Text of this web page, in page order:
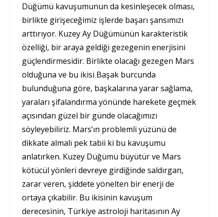
Düğümü kavuşumunun da kesinleşecek olması,
birlikte girişeceğimiz işlerde başarı şansımızı
arttırıyor. Kuzey Ay Düğümünün karakteristik
özelliği, bir araya geldiği gezegenin enerjisini
güçlendirmesidir. Birlikte olacağı gezegen Mars
olduğuna ve bu ikisi Başak burcunda
bulunduğuna göre, başkalarına yarar sağlama,
yaraları şifalandırma yönünde harekete geçmek
açısından güzel bir günde olacağımızı
söyleyebiliriz. Mars’ın problemli yüzünü de
dikkate almalı pek tabii ki bu kavuşumu
anlatırken. Kuzey Düğümü büyütür ve Mars
kötücül yönleri devreye girdiğinde saldırgan,
zarar veren, şiddete yönelten bir enerji de
ortaya çıkabilir. Bu ikisinin kavuşum
derecesinin, Türkiye astroloji haritasının Ay